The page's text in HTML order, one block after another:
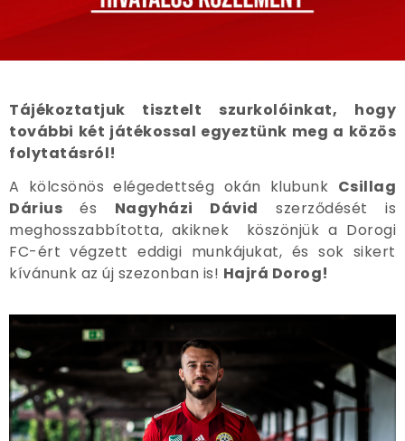
Tájékoztatjuk tisztelt szurkolóinkat, hogy
további két játékossal egyeztünk meg a közös
folytatásról!
A kölcsönös elégedettség okán klubunk Csillag
Dárius és Nagyházi Dávid szerződését is
meghosszabbította, akiknek köszönjük a Dorogi
FC-ért végzett eddigi munkájukat, és sok sikert
kívánunk az új szezonban is! Hajrá Dorog!